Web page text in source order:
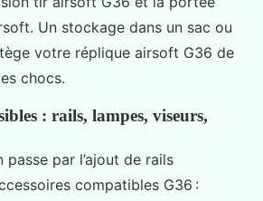
Un stockage dans un sac ou
votre réplique airsoft G36 de
chocs.
: rails, lampes, viseurs,
par l’ajout de rails
compatibles G36 :